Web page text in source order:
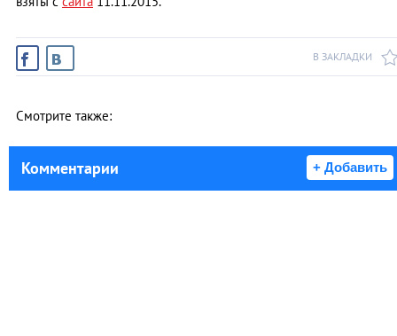
В ЗАКЛАДКИ
Смотрите также:
Комментарии + Добавить